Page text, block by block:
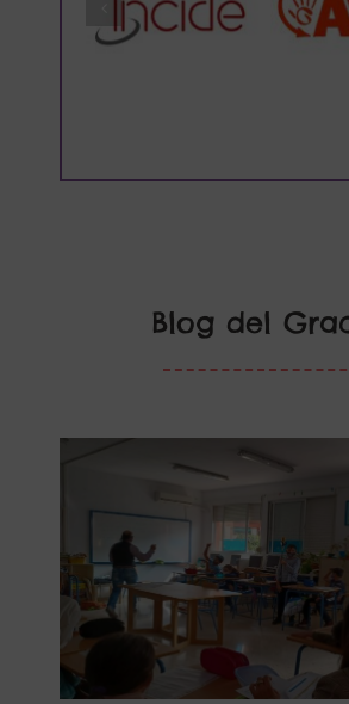
Blog del